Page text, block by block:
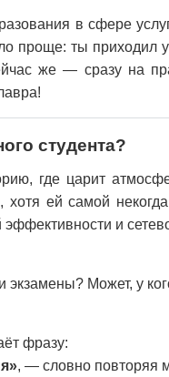
в сфере
проще: ты приходил
же — сразу на
студента?
где царит
хотя ей самой
эффективности и
Может, у
фразу:
, — словно повторяя